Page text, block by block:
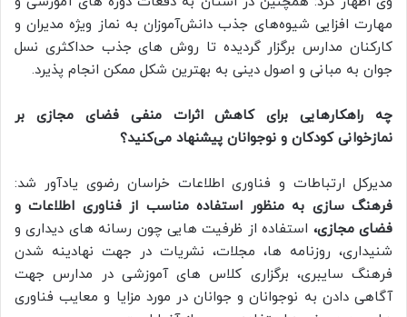
مهارت‌ افزایی شیوه‌های جذب دانش‌آموزان به نماز ویژه مدیران و
کارکنان مدارس برگزار گردیده تا روش های جذب حداکثری نسل
جوان به مبانی و اصول دینی به بهترین شکل ممکن انجام پذیرد.
چه راهکارهایی برای کاهش اثرات منفی فضای مجازی بر
نمازخوانی کودکان و نوجوانان پیشنهاد می‌کنید؟
مدیرکل ارتباطات و فناوری اطلاعات خراسان رضوی یادآور شد:
فرهنگ سازی به منظور استفاده مناسب از فناوری اطلاعات و
فضای مجازی، استفاده از ظرفیت هایی چون رسانه های دیداری و
شنیداری، روزنامه ها، مجلات، نشریات در جهت نهادینه شدن
فرهنگ سایبری، برگزاری کلاس های آموزشی در مدارس جهت
آگاهی دادن به نوجوانان و جوانان در مورد مزایا و معایب فناوری